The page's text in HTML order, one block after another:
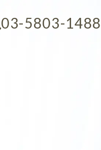
03-5803-1488